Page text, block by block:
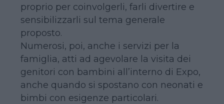
proprio per coinvolgerli, farli divertire e
sensibilizzarli sul tema generale
proposto.
Numerosi, poi, anche i servizi per la
famiglia, atti ad agevolare la visita dei
genitori con bambini all’interno di Expo,
anche quando si spostano con neonati e
bimbi con esigenze particolari.